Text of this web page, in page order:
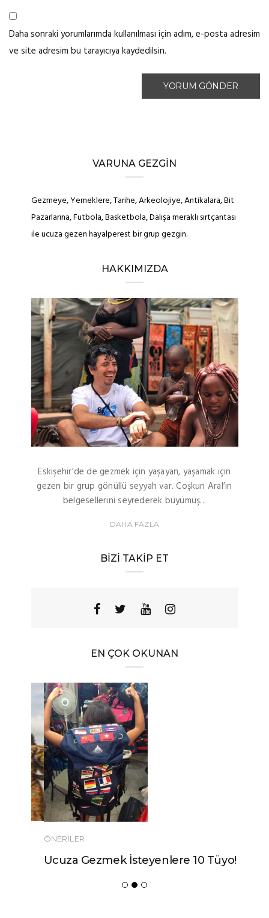
Daha sonraki yorumlarımda kullanılması için adım, e-posta adresim
ve site adresim bu tarayıcıya kaydedilsin.
VARUNA GEZGIN
Gezmeye, Yemeklere, Tarihe, Arkeolojiye, Antikalara, Bit
Pazarlarına, Futbola, Basketbola, Dalışa meraklı sırtçantası
ile ucuza gezen hayalperest bir grup gezgin.
HAKKIMIZDA
Eskişehir’de de gezmek için yaşayan, yaşamak için
gezen bir grup gönüllü seyyah var. Coşkun Aral’ın
belgesellerini seyrederek büyümüş...
DAHA FAZLA
BIZI TAKIP ET
EN ÇOK OKUNAN
ÖNERILER
Ucuza Gezmek İsteyenlere 10 Tüyo!